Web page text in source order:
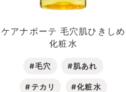
ケアナボーテ 毛穴肌ひきしめ
化粧水
#毛穴 #肌あれ
#テカリ #化粧水